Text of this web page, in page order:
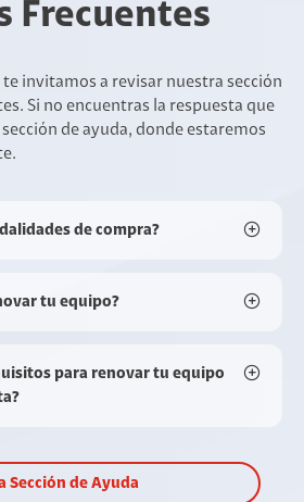
Frecuentes
invitamos a revisar nuestra sección
Si no encuentras la respuesta que
de ayuda, donde estaremos
de compra?
tu equipo?
para renovar tu equipo
Sección de Ayuda